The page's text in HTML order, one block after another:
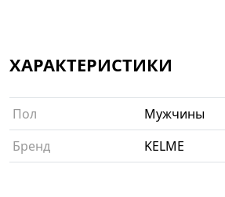
ХАРАКТЕРИСТИКИ
Пол
Мужчины
Бренд
KELME